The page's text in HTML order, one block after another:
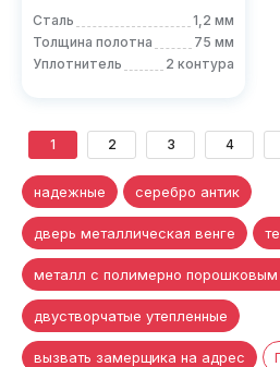
Сталь
1,2 мм
Толщина полотна
75 мм
Уплотнитель
2 контура
1 2 3 4
надежные серебро антик
дверь металлическая венге
металл с полимерно порошковым
двустворчатые утепленные
вызвать замерщика на адрес